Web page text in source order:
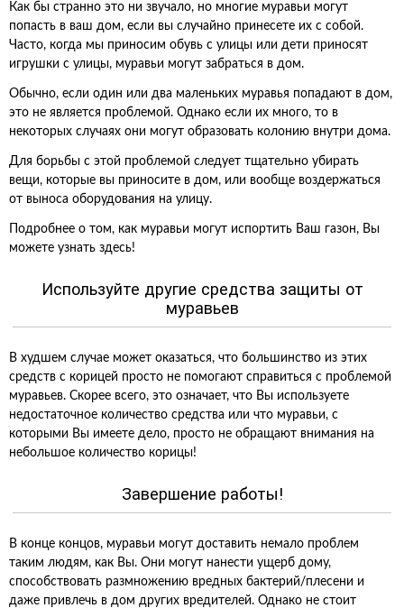
Как бы странно это ни звучало, но многие муравьи могут
попасть в ваш дом, если вы случайно принесете их с собой.
Часто, когда мы приносим обувь с улицы или дети приносят
игрушки с улицы, муравьи могут забраться в дом.
Обычно, если один или два маленьких муравья попадают в дом,
это не является проблемой. Однако если их много, то в
некоторых случаях они могут образовать колонию внутри дома.
Для борьбы с этой проблемой следует тщательно убирать
вещи, которые вы приносите в дом, или вообще воздержаться
от выноса оборудования на улицу.
Подробнее о том, как муравьи могут испортить Ваш газон, Вы
можете узнать здесь!
Используйте другие средства защиты от
муравьев
В худшем случае может оказаться, что большинство из этих
средств с корицей просто не помогают справиться с проблемой
муравьев. Скорее всего, это означает, что Вы используете
недостаточное количество средства или что муравьи, с
которыми Вы имеете дело, просто не обращают внимания на
небольшое количество корицы!
Завершение работы!
В конце концов, муравьи могут доставить немало проблем
таким людям, как Вы. Они могут нанести ущерб дому,
способствовать размножению вредных бактерий/плесени и
даже привлечь в дом других вредителей. Однако не стоит